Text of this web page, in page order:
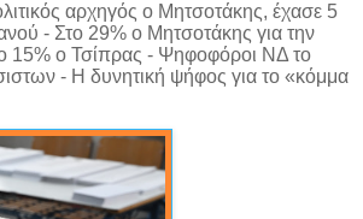
αρχηγός ο Μητσοτάκης, έχασε 5
- Στο 29% ο Μητσοτάκης για την
15% ο Τσίπρας - Ψηφοφόροι ΝΔ το
- Η δυνητική ψήφος για το «κόμμα